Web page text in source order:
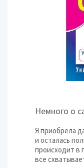
Немного о
Я приобрела
и осталась
происходит в
все